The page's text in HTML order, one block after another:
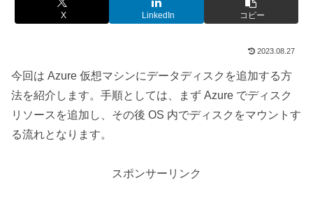
X LinkedIn コピー
2023.08.27
今回は Azure 仮想マシンにデータディスクを追加する方
法を紹介します。手順としては、まず Azure でディスク
リソースを追加し、その後 OS 内でディスクをマウントす
る流れとなります。
スポンサーリンク